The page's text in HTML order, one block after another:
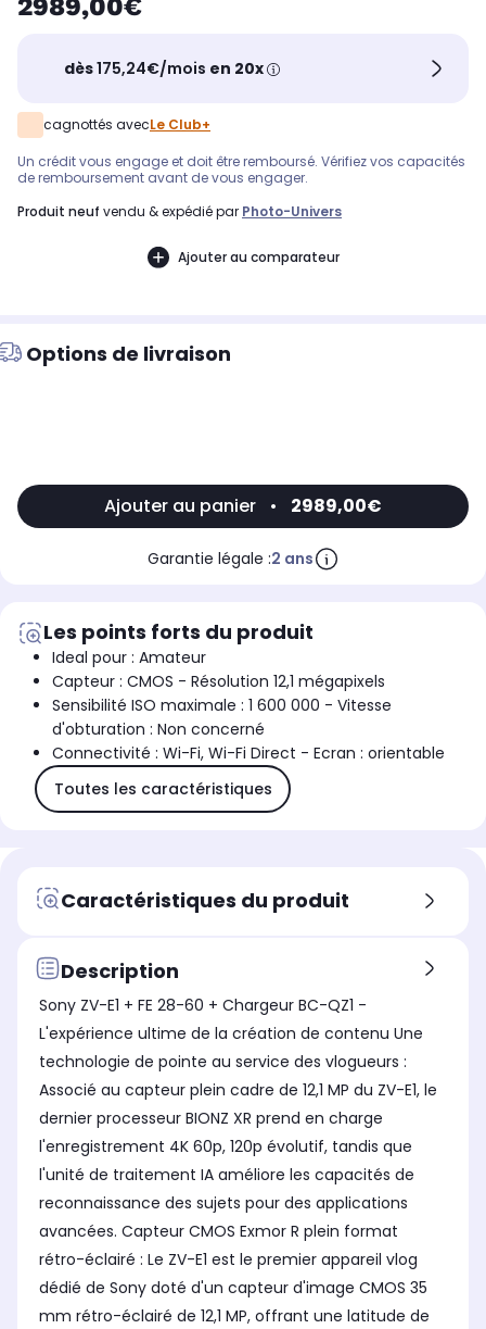
2989,00€
dès175,24€/mois en 20x
cagnottés avecLe Club+
Un crédit vous engage et doit être remboursé. Vérifiez vos capacités
de remboursement avant de vous engager.
produit neuf vendu & expédié par Photo-Univers
Ajouter au comparateur
Options de livraison
Ajouter au panier • 2989,00€
Garantie légale :2 ans
Les points forts du produit
Ideal pour : Amateur
Capteur : CMOS - Résolution 12,1 mégapixels
Sensibilité ISO maximale : 1 600 000 - Vitesse
d'obturation : Non concerné
Connectivité : Wi-Fi, Wi-Fi Direct - Ecran : orientable
Toutes les caractéristiques
Caractéristiques du produit
Description
Sony ZV-E1 + FE 28-60 + Chargeur BC-QZ1 -
L'expérience ultime de la création de contenu Une
technologie de pointe au service des vlogueurs :
Associé au capteur plein cadre de 12,1 MP du ZV-E1, le
dernier processeur BIONZ XR prend en charge
l'enregistrement 4K 60p, 120p évolutif, tandis que
l'unité de traitement IA améliore les capacités de
reconnaissance des sujets pour des applications
avancées. Capteur CMOS Exmor R plein format
rétro-éclairé : Le ZV-E1 est le premier appareil vlog
dédié de Sony doté d'un capteur d'image CMOS 35
mm rétro-éclairé de 12,1 MP, offrant une latitude de